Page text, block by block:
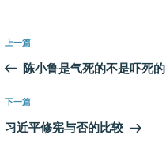
文
导
航
上
一
文
章
上一篇
陈小鲁是气死的不是吓死的
下
一
下一篇
习近平修宪与否的比较